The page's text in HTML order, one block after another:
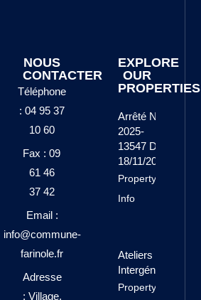
NOUS
CONTACTER
Téléphone
: 04 95 37
10 60
Fax : 09
61 46
37 42
Email :
info@commune-
farinole.fr
Adresse
: Village,
EXPLORE
OUR
PROPERTIES
Arrêté N°
2025-
13547 Du
18/11/2025
Property
Info
Ateliers
Property Info